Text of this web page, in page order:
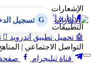
الإشعارات
🔔 إدارة الإشعارات
التطبيقات
🤖 تحميل تطبيق أندرويد 
التواصل الاجتماعي |
قناة تيليجرام
G تسجيل